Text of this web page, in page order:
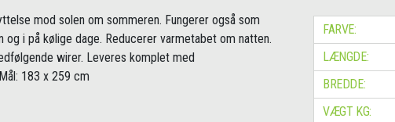
mod solen om sommeren. Fungerer også som
og i på kølige dage. Reducerer varmetabet om natten.
wirer. Leveres komplet med
183 x 259 cm
FARVE:
LÆNGDE:
BREDDE:
VÆGT KG: